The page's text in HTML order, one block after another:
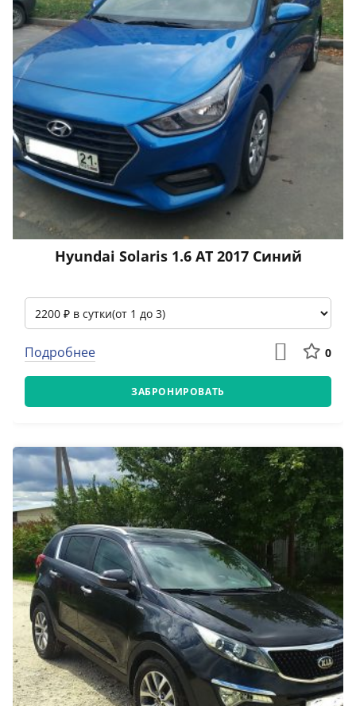
Hyundai Solaris 1.6 АТ 2017 Синий
Подробнее 0
ЗАБРОНИРОВАТЬ